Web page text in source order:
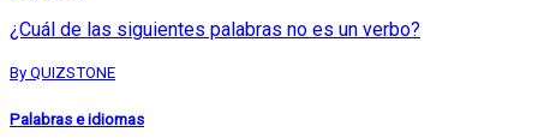
¿Cuál de las siguientes palabras no es un verbo?
By QUIZSTONE
Palabras e idiomas